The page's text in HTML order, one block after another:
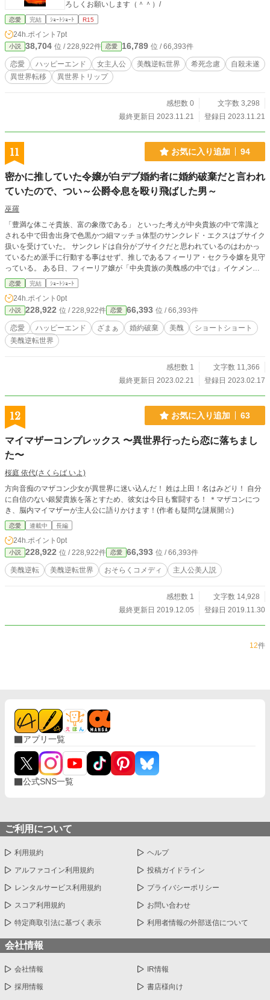
ろしくお願いします（＾＾）/
恋愛 完結 ｼｮｰﾄｼｮｰﾄ R15
24h.ポイント 7pt
小説 38,704 位 / 228,922件 恋愛 16,789 位 / 66,393件
恋愛 ハッピーエンド 女主人公 美醜逆転世界 希死念慮
自殺未遂
異世界転移
異世界トリップ
感想数 0
文字数 3,298
最終更新日 2023.11.21
登録日 2023.11.21
11 お気に入り追加 94
密かに推していた令嬢が白デブ婚約者に婚約破棄だと言われ
ていたので、つい～公爵令息を殴り飛ばした男～
巫羅
「豊満な体こそ貴族、富の象徴である」 といった考えが中央貴族の中で常識と
される中で田舎出身で色黒かつ細マッチョ体型のサンクレド・エクスはブサイク
扱いを受けていた。 サンクレドは自分がブサイクだと思われているのはわかっ
ているため派手に行動する事はせず、推しであるフィーリア・セクラ令嬢を見守
っている。 ある日、フィーリア嬢が「中央貴族の美醜感の中では」イケメンと
言われるファトマ・ピグル公爵令息に婚約破棄される現場に遭遇してしまう。
推しが傷つけられるのを見ていられないサンクレドはファトマをつい殴り飛ばし
てしまうのであった。
恋愛 完結 ｼｮｰﾄｼｮｰﾄ
24h.ポイント 0pt
小説 228,922 位 / 228,922件 恋愛 66,393 位 / 66,393件
恋愛 ハッピーエンド ざまぁ 婚約破棄 美醜
ショートショート
美醜逆転世界
感想数 1
文字数 11,366
最終更新日 2023.02.21
登録日 2023.02.17
12 お気に入り追加 63
マイマザーコンプレックス 〜異世界行ったら恋に落ちまし
た〜
桜庭 依代(さくらば いよ)
方向音痴のマザコン少女が異世界に迷い込んだ！ 姓は上田！名はみどり！ 自分
に自信のない銀髪貴族を落とすため、彼女は今日も奮闘する！ ＊マザコンにつ
き、脳内マイマザーが主人公に語りかけます！(作者も疑問な謎展開☆)
恋愛 連載中 長編
24h.ポイント 0pt
小説 228,922 位 / 228,922件 恋愛 66,393 位 / 66,393件
美醜逆転 美醜逆転世界 おそらくコメディ 主人公美人説
感想数 1
文字数 14,928
最終更新日 2019.12.05
登録日 2019.11.30
12件
アプリ一覧
公式SNS一覧
ご利用について
利用規約 ヘルプ
アルファコイン利用規約 投稿ガイドライン
レンタルサービス利用規約 プライバシーポリシー
スコア利用規約 お問い合わせ
特定商取引法に基づく表示 利用者情報の外部送信について
会社情報
会社情報 IR情報
採用情報 書店様向け